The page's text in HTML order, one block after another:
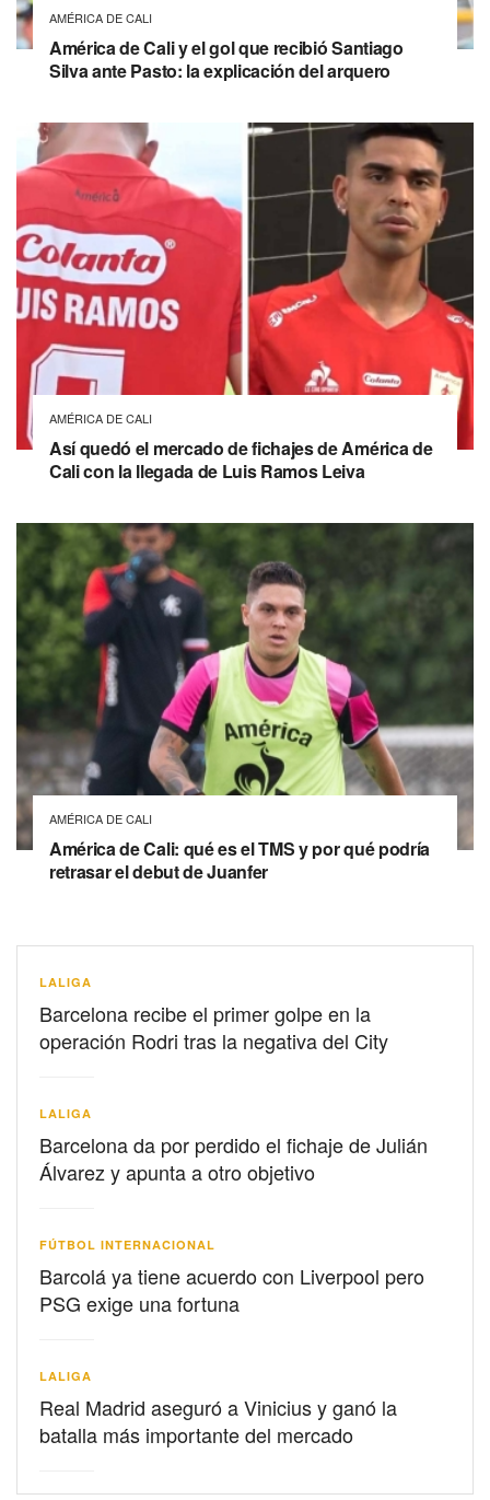
AMÉRICA DE CALI
América de Cali y el gol que recibió Santiago
Silva ante Pasto: la explicación del arquero
AMÉRICA DE CALI
Así quedó el mercado de fichajes de América de
Cali con la llegada de Luis Ramos Leiva
AMÉRICA DE CALI
América de Cali: qué es el TMS y por qué podría
retrasar el debut de Juanfer
LALIGA
Barcelona recibe el primer golpe en la
operación Rodri tras la negativa del City
LALIGA
Barcelona da por perdido el fichaje de Julián
Álvarez y apunta a otro objetivo
FÚTBOL INTERNACIONAL
Barcolá ya tiene acuerdo con Liverpool pero
PSG exige una fortuna
LALIGA
Real Madrid aseguró a Vinicius y ganó la
batalla más importante del mercado